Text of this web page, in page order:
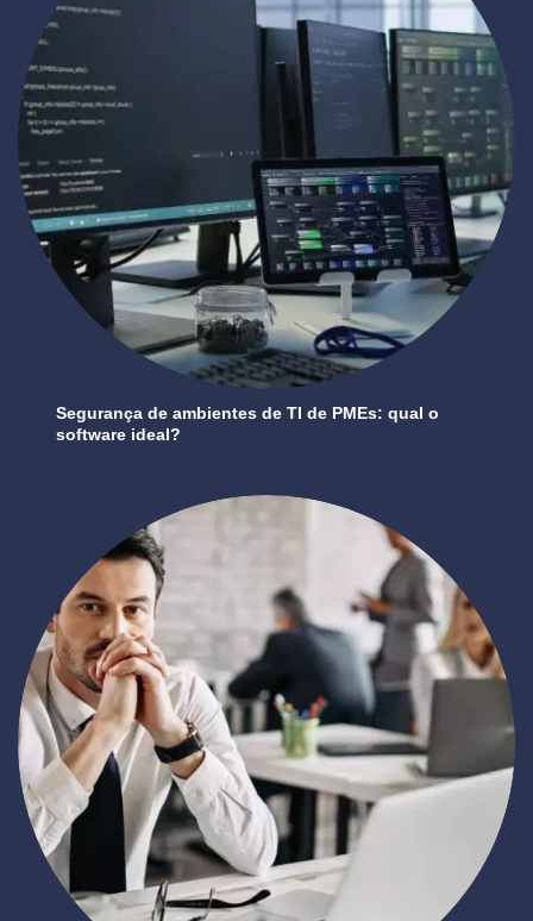
Segurança de ambientes de TI de PMEs: qual o
software ideal?